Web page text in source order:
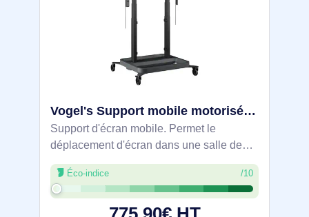
Vogel's Support mobile motorisé RISE 5205 - 7352050
Support d'écran mobile. Permet le
déplacement d'écran dans une salle de
classe ou de réunion.
Éco-indice /10